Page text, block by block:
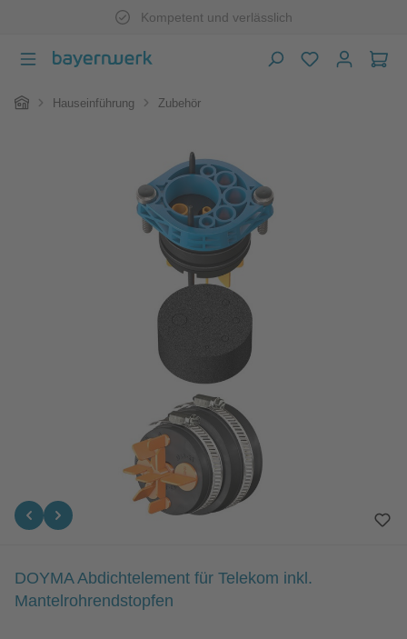
Zum Hauptinhalt springenKompetent und verlässlich
HomeHauseinführung Zubehör
DOYMA Abdichtelement für Telekom inkl.
Mantelrohrendstopfen